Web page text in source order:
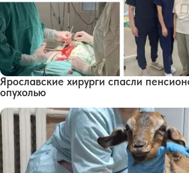
Ярославские хирурги спасли
опухолью